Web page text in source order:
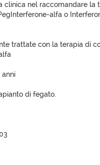
clinica nel raccomandare la
alfa o
trattate con la terapia di
anni
di fegato.